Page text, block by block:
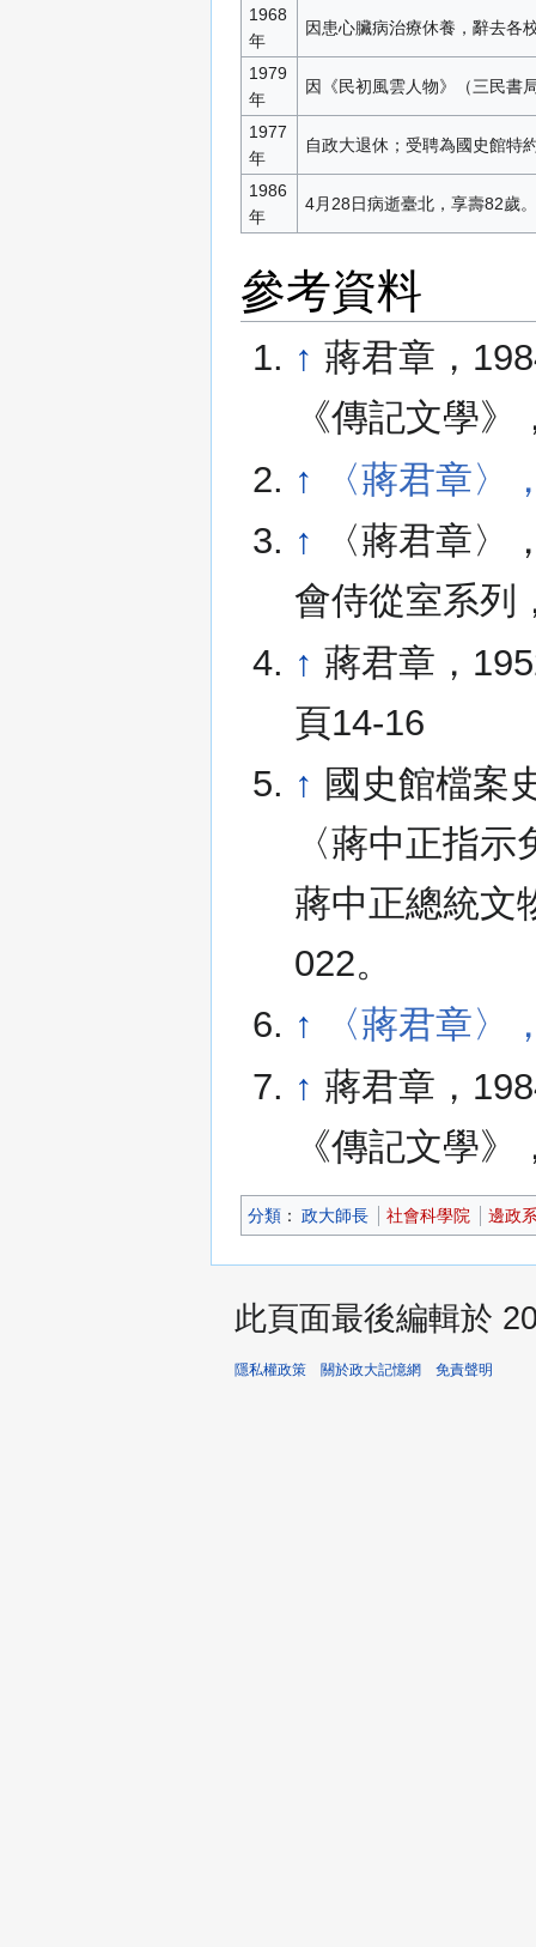
1968
年
因患心臟病治療休養，辭去各
1979
年
因《民初風雲人物》（三民書
1977
年
自政大退休；受聘為國史館特
1986
年
4月28日病逝臺北，享壽82歲。
參考資料
↑ 蔣君章，
《傳記文學
↑
〈蔣君章〉
↑
〈蔣君章
會侍從室系列
↑ 蔣君章，
頁14-16
↑ 國史館檔案
〈蔣中正指
蔣中正總統文
022。
↑
〈蔣君章〉
↑ 蔣君章，
《傳記文學
分類 ：​ 政大師長 社會科學院 邊政
此頁面最後編輯於
隱私權政策 關於政大記憶網 免責聲明